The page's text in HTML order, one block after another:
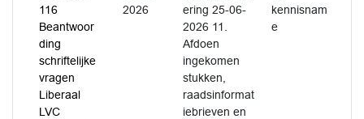
116
Beantwoor
ding
schriftelijke
vragen
Liberaal
LVC
2026
ering 25-06-
2026 11.
Afdoen
ingekomen
stukken,
raadsinformat
iebrieven en
kennisnam
e